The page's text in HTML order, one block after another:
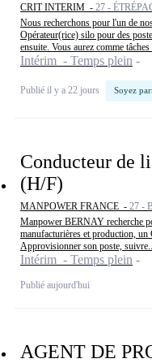
CRIT INTERIM - 27 -
Nous recherchons pour l'un de
Opérateur(rice) silo pour des
ensuite. Vous aurez comme tâches
Intérim - Temps plein
Publié il y a 22 jours Soyez
Conducteur de
(H/F)
MANPOWER FRANCE - 27 -
Manpower BERNAY recherche
manufacturières et production,
Approvisionner son poste,
Intérim - Temps plein
Publié aujourd'hui
AGENT DE